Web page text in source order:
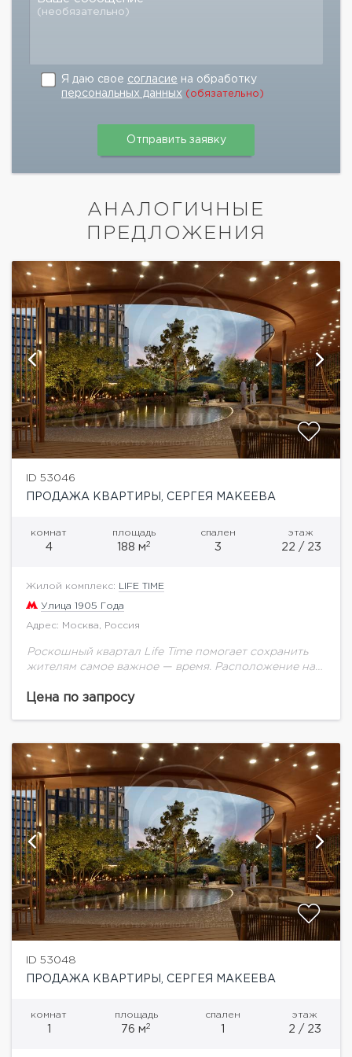
(необязательно)
Я даю свое согласие на обработку
персональных данных (обязательно)
АНАЛОГИЧНЫЕ
ПРЕДЛОЖЕНИЯ
ID 53046
ПРОДАЖА КВАРТИРЫ, СЕРГЕЯ МАКЕЕВА
комнат
4
площадь
188 м2
спален
3
этаж
22 / 23
Жилой комплекс: LIFE TIME
Улица 1905 Года
Адрес: Москва, Россия
Роскошный квартал Life Time помогает сохранить
жителям самое важное — время. Расположение на
Москвы и Сити. Самая полная инфраструктура:
Цена по запросу
ID 53048
ПРОДАЖА КВАРТИРЫ, СЕРГЕЯ МАКЕЕВА
комнат
1
площадь
76 м2
спален
1
этаж
2 / 23